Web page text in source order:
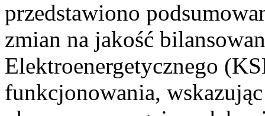
przedstawiono
zmian na jakość
Elektroenergetycznego
funkcjonowania,